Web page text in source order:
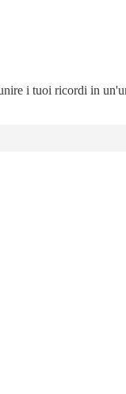
i tuoi ricordi in